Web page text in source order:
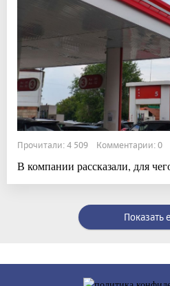
Прочитали: 4 509 Комментарии: 0
В компании рассказали, для
Показать